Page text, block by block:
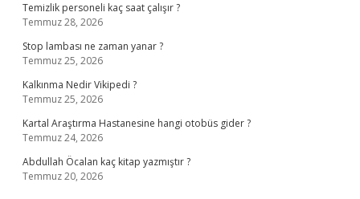
Temizlik personeli kaç saat çalışır ?
Temmuz 28, 2026
Stop lambası ne zaman yanar ?
Temmuz 25, 2026
Kalkınma Nedir Vikipedi ?
Temmuz 25, 2026
Kartal Araştırma Hastanesine hangi otobüs gider ?
Temmuz 24, 2026
Abdullah Öcalan kaç kitap yazmıştır ?
Temmuz 20, 2026